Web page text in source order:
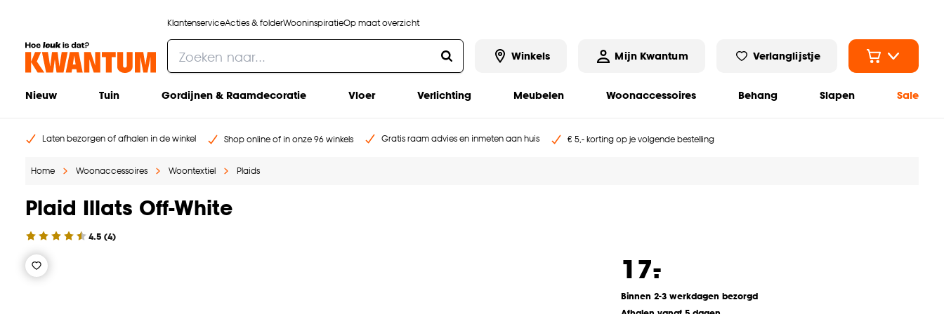
KlantenserviceActies & folderWooninspiratieOp maat overzicht
Winkels Mijn Kwantum Verlanglijstje
Nieuw Tuin Gordijnen & Raamdecoratie Vloer Verlichting Meubelen Woonaccessoires Behang Slapen Sale
Laten bezorgen of afhalen in de winkel Shop online of in onze 96 winkels Gratis raam advies en inmeten aan huis € 5,- korting op je volgende bestelling
Home Woonaccessoires Woontextiel Plaids
Plaid Illats Off-White
4.5 (4)
17.
-
Binnen 2-3 werkdagen bezorgd